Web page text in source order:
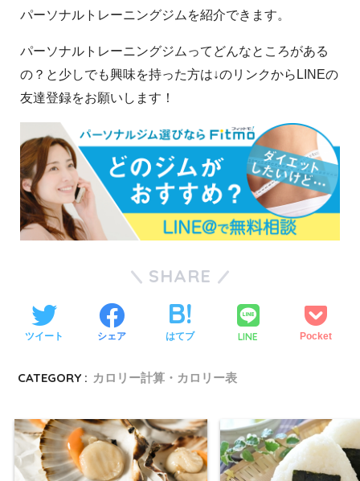
パーソナルトレーニングジムを紹介できます。
パーソナルトレーニングジムってどんなところがある
の？と少しでも興味を持った方は↓のリンクからLINEの
友達登録をお願いします！
SHARE
ツイート シェア はてブ LINE Pocket
CATEGORY : カロリー計算・カロリー表